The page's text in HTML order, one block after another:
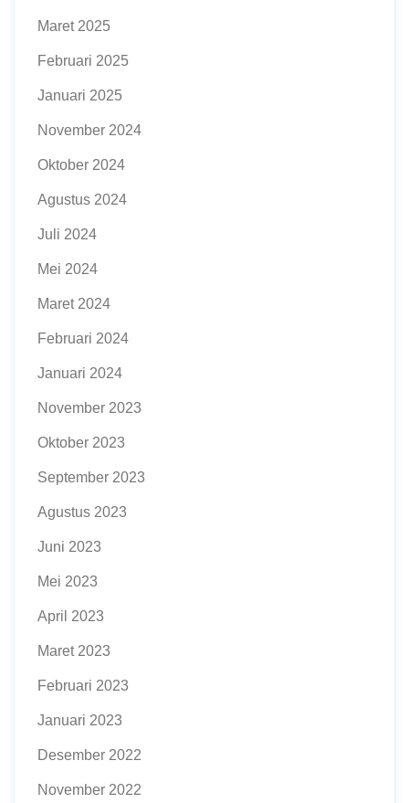
Maret 2025
Februari 2025
Januari 2025
November 2024
Oktober 2024
Agustus 2024
Juli 2024
Mei 2024
Maret 2024
Februari 2024
Januari 2024
November 2023
Oktober 2023
September 2023
Agustus 2023
Juni 2023
Mei 2023
April 2023
Maret 2023
Februari 2023
Januari 2023
Desember 2022
November 2022